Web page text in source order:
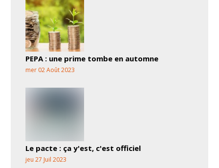
PEPA : une prime tombe en automne
mer 02 Août 2023
Le pacte : ça y'est, c'est officiel
jeu 27 Juil 2023